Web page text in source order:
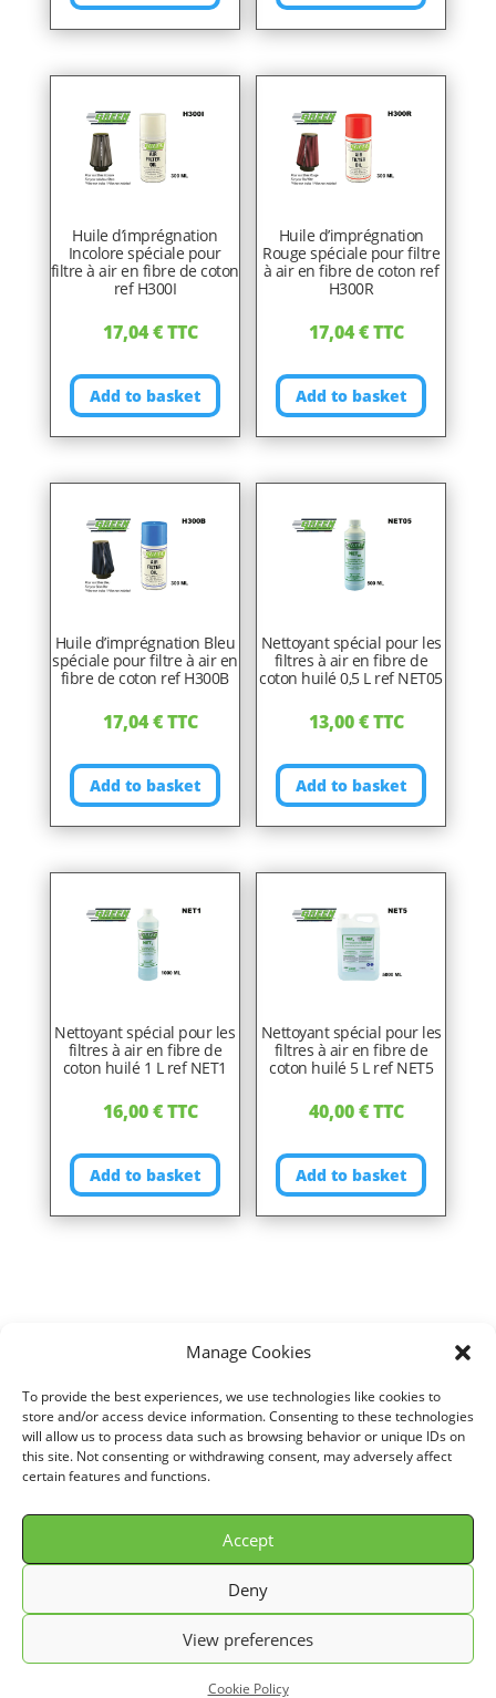
Manage Cookies
To provide the best experiences, we use technologies like cookies to
store and/or access device information. Consenting to these technologies
will allow us to process data such as browsing behavior or unique IDs on
this site. Not consenting or withdrawing consent, may adversely affect
certain features and functions.
Accept
Deny
View preferences
Cookie Policy
Huile d’imprégnation
Incolore spéciale pour
filtre à air en fibre de coton
ref H300I
17,04€TTC
Add to basket
Huile d’imprégnation
Rouge spéciale pour filtre
à air en fibre de coton ref
H300R
17,04€TTC
Add to basket
Huile d’imprégnation Bleu
spéciale pour filtre à air en
fibre de coton ref H300B
17,04€TTC
Add to basket
Nettoyant spécial pour les
filtres à air en fibre de
coton huilé 0,5 L ref NET05
13,00€TTC
Add to basket
Nettoyant spécial pour les
filtres à air en fibre de
coton huilé 1 L ref NET1
16,00€TTC
Add to basket
Nettoyant spécial pour les
filtres à air en fibre de
coton huilé 5 L ref NET5
40,00€TTC
Add to basket
Home/VOITURE /OPEL /CALIBRA/2,0L i (115 cv)/ Direct air intake
kit for OPEL CALIBRA 2,0L i (115 cv) years 90> ref. P040BC
© GREEN FILTER 2026. Tous droits réservés.
Conditions Générale de Vente (C.G.V.)